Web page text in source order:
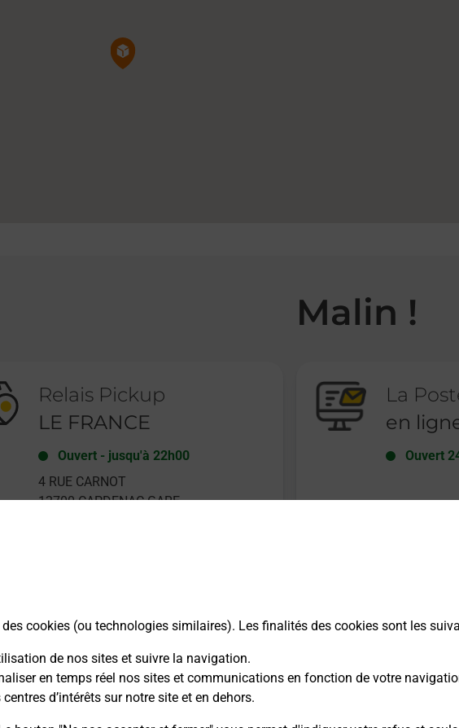
cookies (ou technologies similaires). Les finalités des cookies sont les
de nos sites et suivre la navigation.
en temps réel nos sites et communications en fonction de votre
d’intérêts sur notre site et en dehors.
Pin de la carte
Relais Pickup
LE FRANCE
Ouvert- jusqu'à 22h00
4 RUE CARNOT
12700 CAPDENAC GARE
Malin !
La
en
Ouvert